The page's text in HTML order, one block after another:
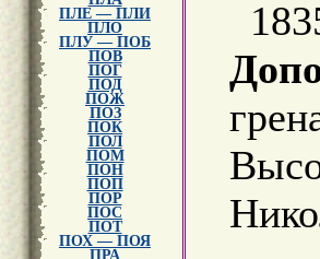
ПЛЕ — ПЛИ
ПЛО
ПЛУ — ПОБ
ПОВ
ПОГ
ПОД
ПОЖ
ПОЗ
ПОК
ПОЛ
ПОМ
ПОН
ПОП
ПОР
ПОС
ПОТ
ПОХ — ПОЯ
ПРА